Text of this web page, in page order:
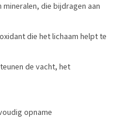
die bijdragen aan
die het lichaam helpt te
de vacht, het
opname